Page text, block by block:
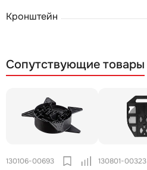
Кронштейн
Сопутствующие товары
130106-00693 130801-00323